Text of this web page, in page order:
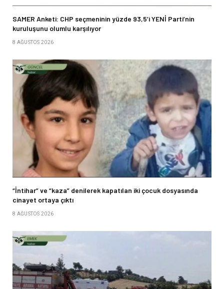
SAMER Anketi: CHP seçmeninin yüzde 93,5’i YENİ Parti’nin
kuruluşunu olumlu karşılıyor
8 AĞUSTOS 2026
“İntihar” ve “kaza” denilerek kapatılan iki çocuk dosyasında
cinayet ortaya çıktı
8 AĞUSTOS 2026